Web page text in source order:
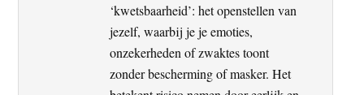
‘kwetsbaarheid’: het openstellen van
jezelf, waarbij je je emoties,
onzekerheden of zwaktes toont
zonder bescherming of masker. Het